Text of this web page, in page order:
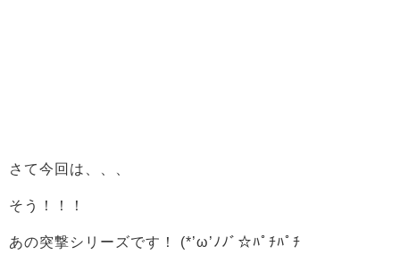
さて今回は、、、
そう！！！
あの突撃シリーズです！ (*’ω’ﾉﾉﾞ☆ﾊﾟﾁﾊﾟﾁ